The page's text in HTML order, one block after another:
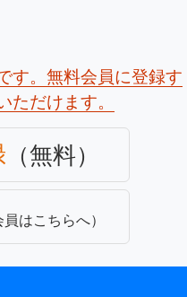
す。無料会員に登録す
ただけます。
（無料）
員はこちらへ）